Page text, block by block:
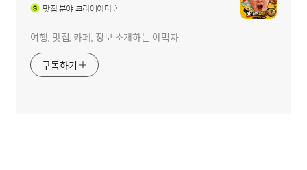
맛집분야 크리에이터
여행, 맛집, 카페, 정보 소개하는 야먹자
구독하기